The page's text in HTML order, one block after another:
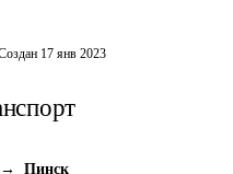
17 янв 2023
→ Пинск